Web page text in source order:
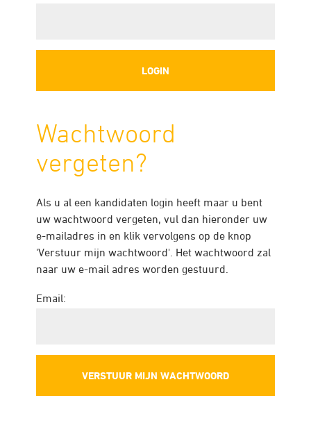
Wachtwoord
vergeten?
Als u al een kandidaten login heeft maar u bent
uw wachtwoord vergeten, vul dan hieronder uw
e-mailadres in en klik vervolgens op de knop
'Verstuur mijn wachtwoord'. Het wachtwoord zal
naar uw e-mail adres worden gestuurd.
Email: